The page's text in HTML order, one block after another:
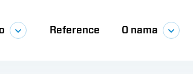
Reference O nama